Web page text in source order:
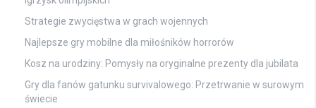
Strategie zwycięstwa w grach wojennych
Najlepsze gry mobilne dla miłośników horrorów
Kosz na urodziny: Pomysły na oryginalne prezenty dla jubilata
Gry dla fanów gatunku survivalowego: Przetrwanie w surowym
świecie